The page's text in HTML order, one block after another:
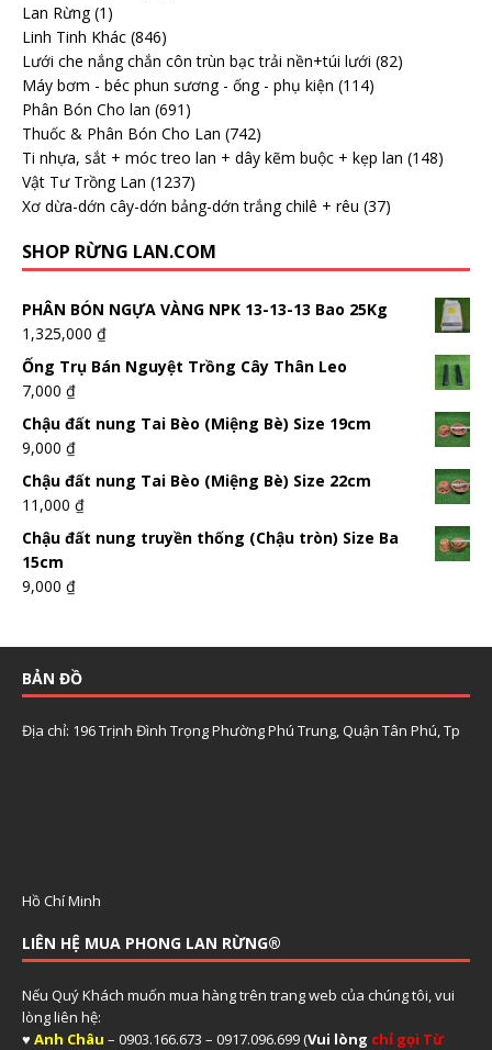
Lan Rừng (1)
Linh Tinh Khác (846)
Lưới che nắng chắn côn trùn bạc trải nền+túi lưới (82)
Máy bơm - béc phun sương - ống - phụ kiện (114)
Phân Bón Cho lan (691)
Thuốc & Phân Bón Cho Lan (742)
Ti nhựa, sắt + móc treo lan + dây kẽm buộc + kẹp lan (148)
Vật Tư Trồng Lan (1237)
Xơ dừa-dớn cây-dớn bảng-dớn trắng chilê + rêu (37)
SHOP RỪNG LAN.COM
PHÂN BÓN NGỰA VÀNG NPK 13-13-13 Bao 25Kg
1,325,000 ₫
Ống Trụ Bán Nguyệt Trồng Cây Thân Leo
7,000 ₫
Chậu đất nung Tai Bèo (Miệng Bè) Size 19cm
9,000 ₫
Chậu đất nung Tai Bèo (Miệng Bè) Size 22cm
11,000 ₫
Chậu đất nung truyền thống (Chậu tròn) Size Ba
15cm
9,000 ₫
BẢN ĐỒ
Địa chỉ: 196 Trịnh Đình Trọng Phường Phú Trung, Quận Tân Phú, Tp
Hồ Chí Minh
LIÊN HỆ MUA PHONG LAN RỪNG®
Nếu Quý Khách muốn mua hàng trên trang web của chúng tôi, vui
lòng liên hệ:
♥ Anh Châu – 0903.166.673 – 0917.096.699 (Vui lòng chỉ gọi Từ